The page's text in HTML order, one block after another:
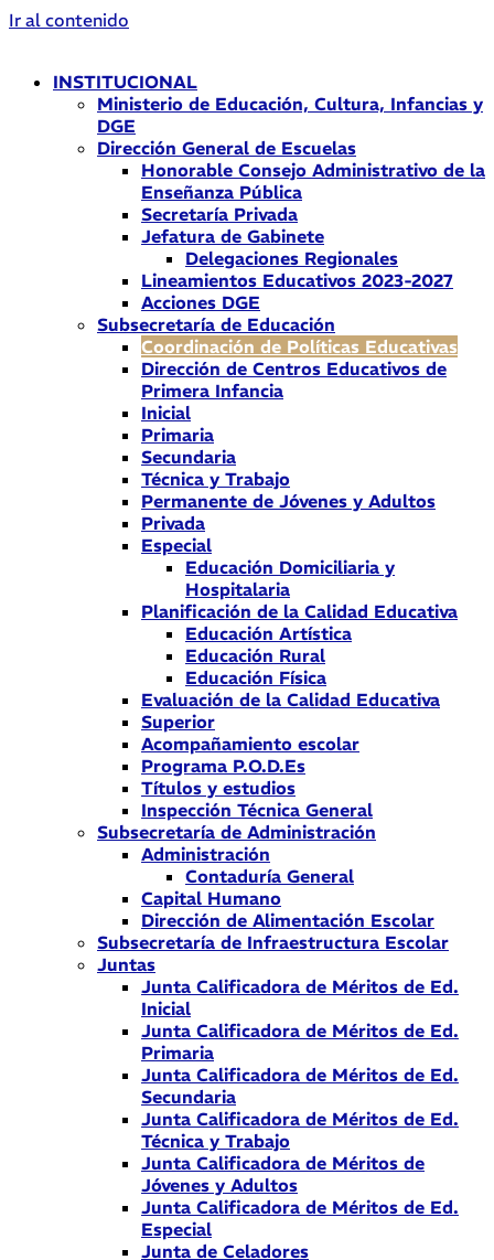
Ir al contenido
INSTITUCIONAL
Ministerio de Educación, Cultura, Infancias y
DGE
Dirección General de Escuelas
Honorable Consejo Administrativo de la
Enseñanza Pública
Secretaría Privada
Jefatura de Gabinete
Delegaciones Regionales
Lineamientos Educativos 2023-2027
Acciones DGE
Subsecretaría de Educación
Coordinación de Políticas Educativas
Dirección de Centros Educativos de
Primera Infancia
Inicial
Primaria
Secundaria
Técnica y Trabajo
Permanente de Jóvenes y Adultos
Privada
Especial
Educación Domiciliaria y
Hospitalaria
Planificación de la Calidad Educativa
Educación Artística
Educación Rural
Educación Física
Evaluación de la Calidad Educativa
Superior
Acompañamiento escolar
Programa P.O.D.Es
Títulos y estudios
Inspección Técnica General
Subsecretaría de Administración
Administración
Contaduría General
Capital Humano
Dirección de Alimentación Escolar
Subsecretaría de Infraestructura Escolar
Juntas
Junta Calificadora de Méritos de Ed.
Inicial
Junta Calificadora de Méritos de Ed.
Primaria
Junta Calificadora de Méritos de Ed.
Secundaria
Junta Calificadora de Méritos de Ed.
Técnica y Trabajo
Junta Calificadora de Méritos de
Jóvenes y Adultos
Junta Calificadora de Méritos de Ed.
Especial
Junta de Celadores